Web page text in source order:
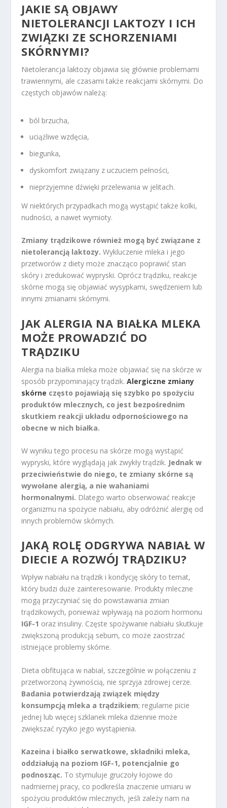
JAKIE SĄ OBJAWY
NIETOLERANCJI LAKTOZY I ICH
ZWIĄZKI ZE SCHORZENIAMI
SKÓRNYMI?
Nietolerancja laktozy objawia się głównie problemami
trawiennymi, ale czasami także reakcjami skórnymi. Do
częstych objawów należą:
ból brzucha,
uciążliwe wzdęcia,
biegunka,
dyskomfort związany z uczuciem pełności,
nieprzyjemne dźwięki przelewania w jelitach.
W niektórych przypadkach mogą wystąpić także kolki,
nudności, a nawet wymioty.
Zmiany trądzikowe również mogą być związane z
nietolerancją laktozy. Wykluczenie mleka i jego
przetworów z diety może znacząco poprawić stan
skóry i zredukować wypryski. Oprócz trądziku, reakcje
skórne mogą się objawiać wysypkami, swędzeniem lub
innymi zmianami skórnymi.
JAK ALERGIA NA BIAŁKA MLEKA
MOŻE PROWADZIĆ DO
TRĄDZIKU
Alergia na białka mleka może objawiać się na skórze w
sposób przypominający trądzik.Alergiczne zmiany
skórne często pojawiają się szybko po spożyciu
produktów mlecznych, co jest bezpośrednim
skutkiem reakcji układu odpornościowego na
obecne w nich białka.
W wyniku tego procesu na skórze mogą wystąpić
wypryski, które wyglądają jak zwykły trądzik. Jednak w
przeciwieństwie do niego, te zmiany skórne są
wywołane alergią, a nie wahaniami
hormonalnymi. Dlatego warto obserwować reakcje
organizmu na spożycie nabiału, aby odróżnić alergię od
innych problemów skórnych.
JAKĄ ROLĘ ODGRYWA NABIAŁ W
DIECIE A ROZWÓJ TRĄDZIKU?
Wpływ nabiału na trądzik i kondycję skóry to temat,
który budzi duże zainteresowanie. Produkty mleczne
mogą przyczyniać się do powstawania zmian
trądzikowych, ponieważ wpływają na poziom hormonu
IGF-1 oraz insuliny. Częste spożywanie nabiału skutkuje
zwiększoną produkcją sebum, co może zaostrzać
istniejące problemy skórne.
Dieta obfitująca w nabiał, szczególnie w połączeniu z
przetworzoną żywnością, nie sprzyja zdrowej cerze.
Badania potwierdzają związek między
konsumpcją mleka a trądzikiem; regularne picie
jednej lub więcej szklanek mleka dziennie może
zwiększać ryzyko jego wystąpienia.
Kazeina i białko serwatkowe, składniki mleka,
oddziałują na poziom IGF-1, potencjalnie go
podnosząc. To stymuluje gruczoły łojowe do
nadmiernej pracy, co podkreśla znaczenie umiaru w
spożyciu produktów mlecznych, jeśli zależy nam na